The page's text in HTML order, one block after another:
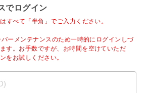
でログイン
すべて「半角」でご入力ください。
ーメンテナンスのため一時的にログインしづ
す。お手数ですが、お時間を空けていただ
をお試しください。